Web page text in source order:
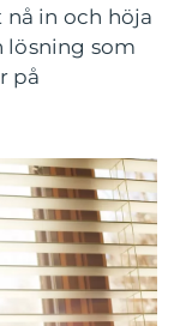
in och höja
lösning som
på